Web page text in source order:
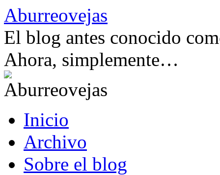
Saltar
al
contenido
Aburreovejas
El blog antes conocido
Ahora, simplemente…
Inicio
Archivo
Sobre el blog